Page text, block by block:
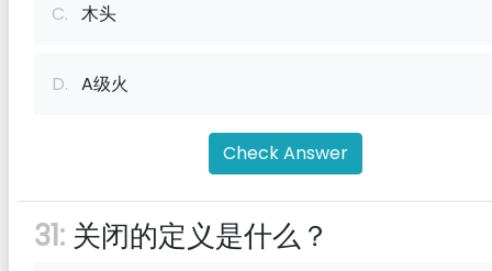
C. 木头
D. A级火
Check Answer
31: 关闭的定义是什么？